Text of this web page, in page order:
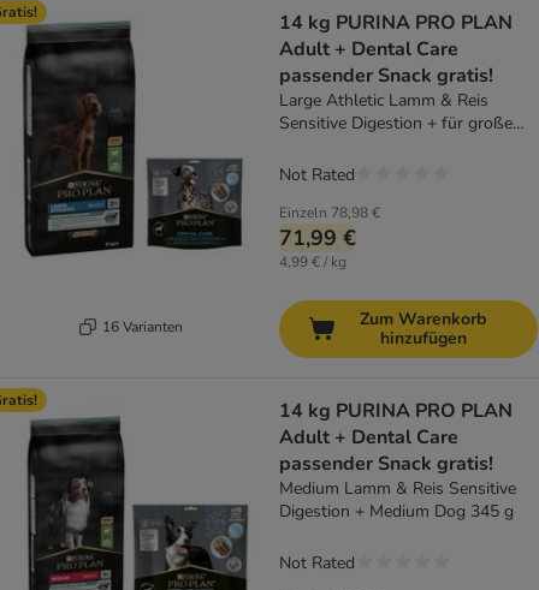
16 Varianten
14 kg PURINA PRO PLAN
Adult + Dental Care
passender Snack gratis!
Large Athletic Lamm & Reis
Sensitive Digestion + für große
Einzeln 78,98 €
71,99 €
4,99 € / kg
Not Rated
Zum Warenkorb
hinzufügen
14 kg PURINA PRO PLAN
Adult + Dental Care
passender Snack gratis!
Medium Lamm & Reis Sensitive
Digestion + Medium Dog 345 g
Not Rated